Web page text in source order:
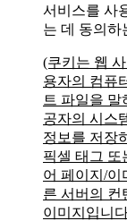
서비스를 사
는 데 동의하
(쿠키는 웹
용자의 컴퓨
트 파일을 말
공자의 시스
정보를 저장
픽셀 태그 또
어 페이지/이
른 서버의 컨
이미지입니